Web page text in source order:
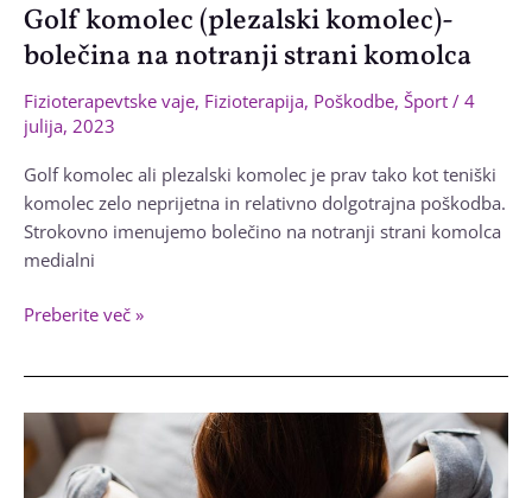
Golf komolec (plezalski komolec)-
bolečina na notranji strani komolca
Fizioterapevtske vaje, Fizioterapija, Poškodbe, Šport / 4
julija, 2023
Golf komolec ali plezalski komolec je prav tako kot teniški
komolec zelo neprijetna in relativno dolgotrajna poškodba.
Strokovno imenujemo bolečino na notranji strani komolca
medialni
Golf
bolečina
na
notranji
Preberite več »